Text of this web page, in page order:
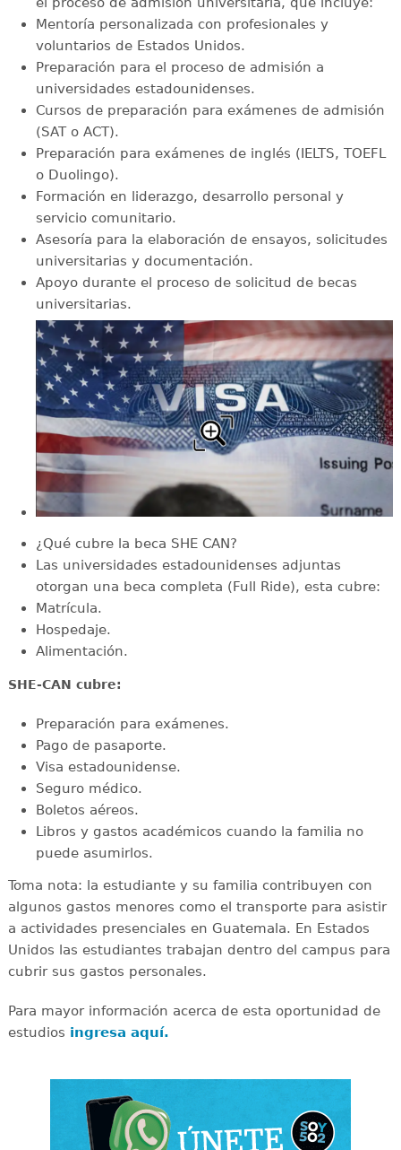
Mentoría personalizada con profesionales y
voluntarios de Estados Unidos.
Preparación para el proceso de admisión a
universidades estadounidenses.
Cursos de preparación para exámenes de admisión
(SAT o ACT).
Preparación para exámenes de inglés (IELTS, TOEFL
o Duolingo).
Formación en liderazgo, desarrollo personal y
servicio comunitario.
Asesoría para la elaboración de ensayos, solicitudes
universitarias y documentación.
Apoyo durante el proceso de solicitud de becas
universitarias.
¿Qué cubre la beca SHE CAN?
Las universidades estadounidenses adjuntas
otorgan una beca completa (Full Ride), esta cubre:
Matrícula.
Hospedaje.
Alimentación.
SHE-CAN cubre:
Preparación para exámenes.
Pago de pasaporte.
Visa estadounidense.
Seguro médico.
Boletos aéreos.
Libros y gastos académicos cuando la familia no
puede asumirlos.
Toma nota: la estudiante y su familia contribuyen con
algunos gastos menores como el transporte para asistir
a actividades presenciales en Guatemala. En Estados
Unidos las estudiantes trabajan dentro del campus para
cubrir sus gastos personales.
Para mayor información acerca de esta oportunidad de
estudios ingresa aquí.